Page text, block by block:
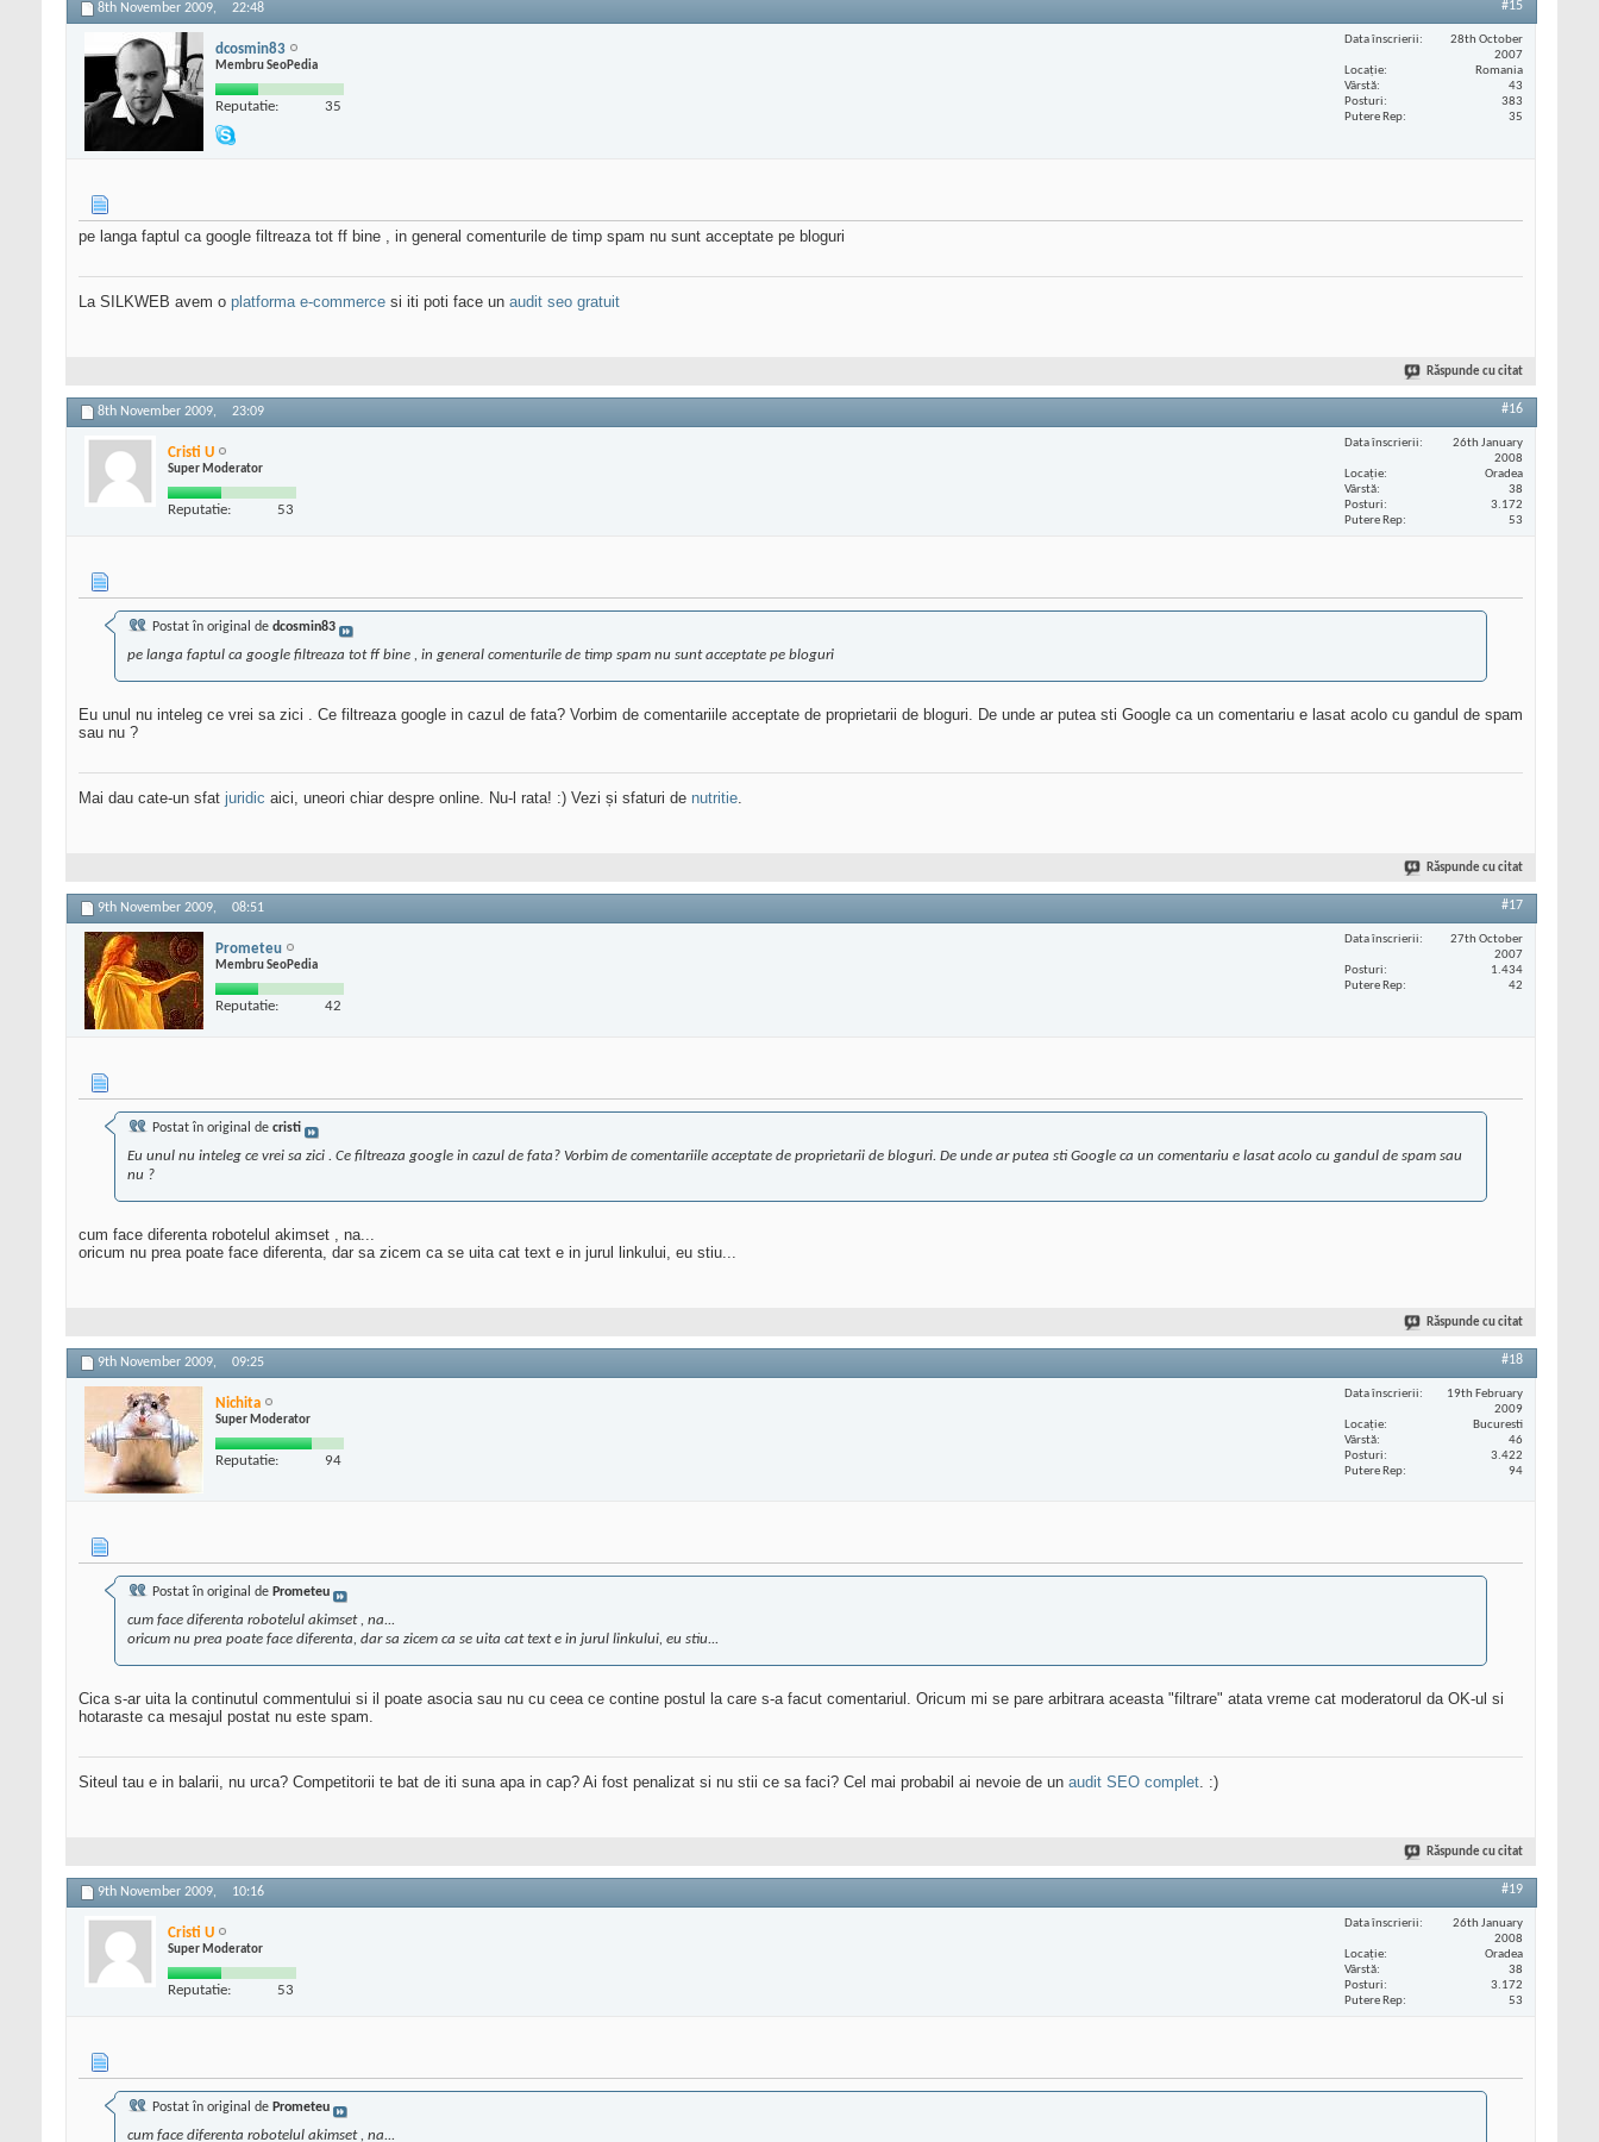
8th November 2009, 22:48 #15
dcosmin83
Membru SeoPedia
Reputatie: 35
Data înscrierii
28th October
2007
Locaţie
Romania
Vârstă
43
Posturi
383
Putere Rep
35
pe langa faptul ca google filtreaza tot ff bine , in general comenturile de timp spam nu sunt acceptate pe bloguri
La SILKWEB avem o platforma e-commerce si iti poti face un audit seo gratuit
Răspunde cu citat
8th November 2009, 23:09 #16
Cristi U
Super Moderator
Reputatie: 53
Data înscrierii
26th January
2008
Locaţie
Oradea
Vârstă
38
Posturi
3.172
Putere Rep
53
Postat în original de dcosmin83
pe langa faptul ca google filtreaza tot ff bine , in general comenturile de timp spam nu sunt acceptate pe bloguri
Eu unul nu inteleg ce vrei sa zici . Ce filtreaza google in cazul de fata? Vorbim de comentariile acceptate de proprietarii de bloguri. De unde ar putea sti Google ca un comentariu e lasat acolo cu gandul de spam
sau nu ?
Mai dau cate-un sfat juridic aici, uneori chiar despre online. Nu-l rata! :) Vezi și sfaturi de nutritie.
Răspunde cu citat
9th November 2009, 08:51 #17
Prometeu
Membru SeoPedia
Reputatie: 42
Data înscrierii
27th October
2007
Posturi
1.434
Putere Rep
42
Postat în original de cristi
Eu unul nu inteleg ce vrei sa zici . Ce filtreaza google in cazul de fata? Vorbim de comentariile acceptate de proprietarii de bloguri. De unde ar putea sti Google ca un comentariu e lasat acolo cu gandul de spam sau
nu ?
cum face diferenta robotelul akimset , na...
oricum nu prea poate face diferenta, dar sa zicem ca se uita cat text e in jurul linkului, eu stiu...
Răspunde cu citat
9th November 2009, 09:25 #18
Nichita
Super Moderator
Reputatie: 94
Data înscrierii
19th February
2009
Locaţie
Bucuresti
Vârstă
46
Posturi
3.422
Putere Rep
94
Postat în original de Prometeu
cum face diferenta robotelul akimset , na...
oricum nu prea poate face diferenta, dar sa zicem ca se uita cat text e in jurul linkului, eu stiu...
Cica s-ar uita la continutul commentului si il poate asocia sau nu cu ceea ce contine postul la care s-a facut comentariul. Oricum mi se pare arbitrara aceasta "filtrare" atata vreme cat moderatorul da OK-ul si
hotaraste ca mesajul postat nu este spam.
Siteul tau e in balarii, nu urca? Competitorii te bat de iti suna apa in cap? Ai fost penalizat si nu stii ce sa faci? Cel mai probabil ai nevoie de un audit SEO complet. :)
Răspunde cu citat
9th November 2009, 10:16 #19
Cristi U
Super Moderator
Reputatie: 53
Data înscrierii
26th January
2008
Locaţie
Oradea
Vârstă
38
Posturi
3.172
Putere Rep
53
Postat în original de Prometeu
cum face diferenta robotelul akimset , na...